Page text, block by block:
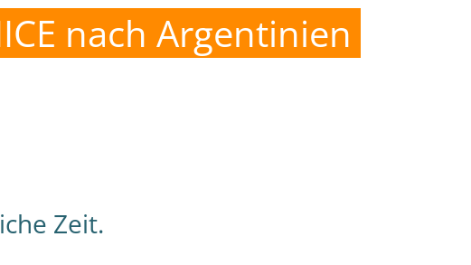
nach Argentinien
Zeit.